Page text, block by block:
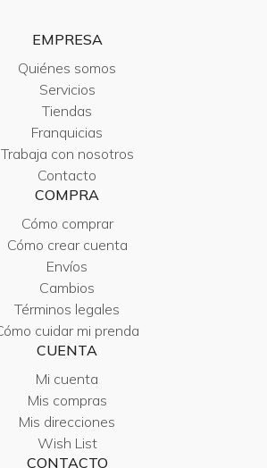
EMPRESA
Quiénes somos
Servicios
Tiendas
Franquicias
Trabaja con nosotros
Contacto
COMPRA
Cómo comprar
Cómo crear cuenta
Envíos
Cambios
Términos legales
cuidar mi prenda
CUENTA
Mi cuenta
Mis compras
Mis direcciones
Wish List
CONTACTO